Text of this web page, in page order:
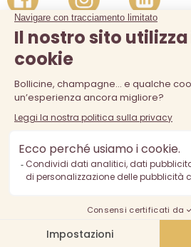
La vendita di alcolici è vietata ai